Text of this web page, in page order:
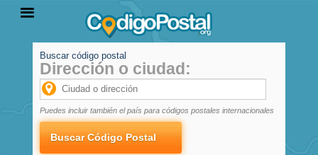
PROVINCIAS
LOCALIDADES
Buscar código postal
Dirección o ciudad:
Puedes incluir también el país para códigos postales internacionales